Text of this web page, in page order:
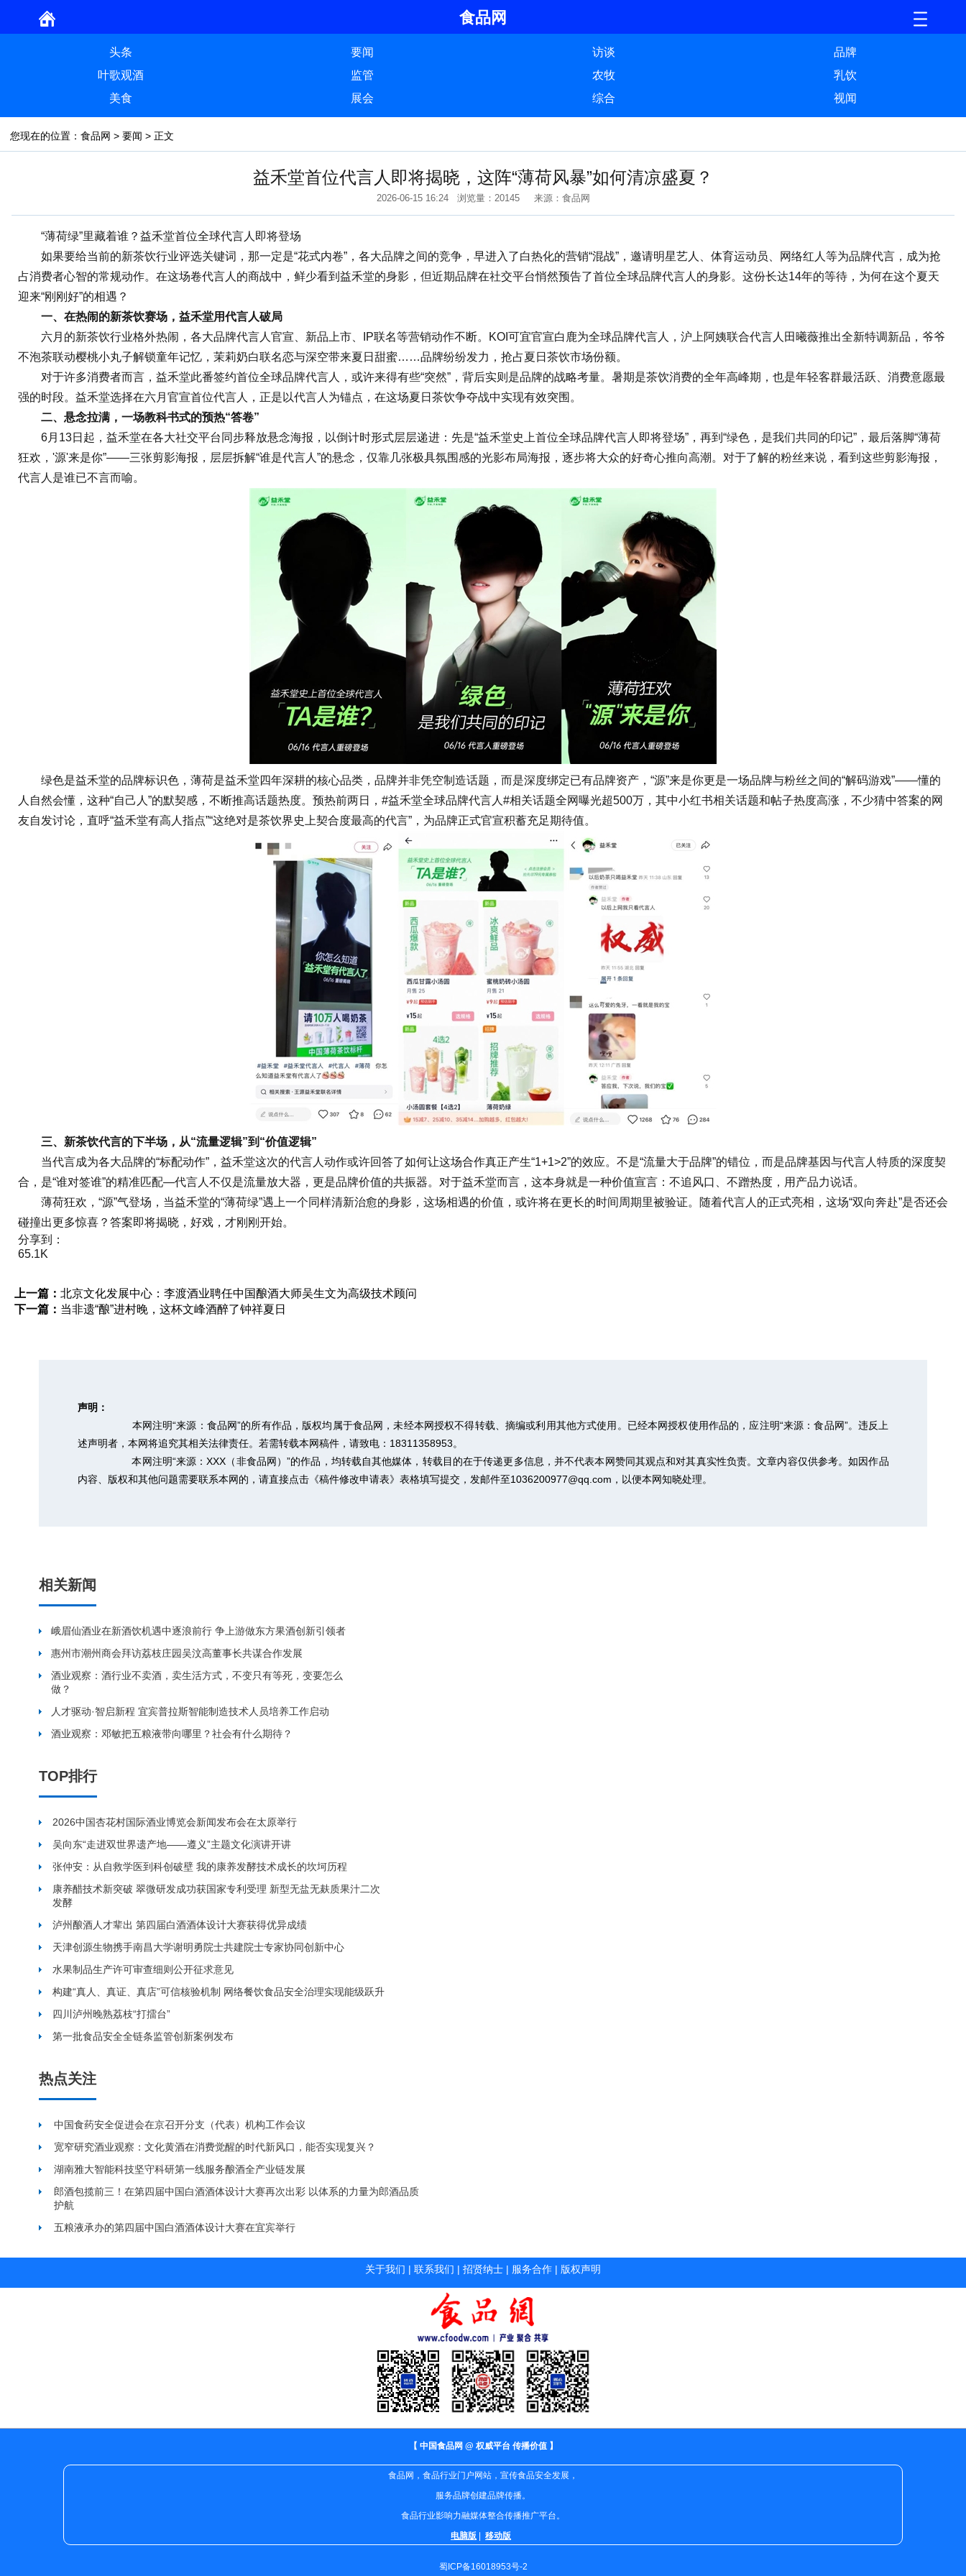
食品网
头条 要闻 访谈
品牌
叶歌观酒
监管 农牧
乳饮
美食
展会 综合 视闻
您现在的位置： 食品网 > 要闻 > 正文
益禾堂首位代言人即将揭晓，这阵“薄荷风暴”如何清凉盛夏？
2026-06-15 16:24 浏览量：20145 来源：食品网
“薄荷绿”里藏着谁？益禾堂首位全球代言人即将登场
如果要给当前的新茶饮行业评选关键词，那一定是“花式内卷”，各大品牌之间的竞争，早进入了白热化的营销“混战”，邀请明星艺人、体育运动员、网络红人等为品牌代言，成为抢
占消费者心智的常规动作。在这场卷代言人的商战中，鲜少看到益禾堂的身影，但近期品牌在社交平台悄然预告了首位全球品牌代言人的身影。这份长达14年的等待，为何在这个夏天
迎来“刚刚好”的相遇？
一、 在热闹的新茶饮赛场，益禾堂用代言人破局
六月的新茶饮行业格外热闹，各大品牌代言人官宣、新品上市、IP联名等营销动作不断。KOI可宜官宣白鹿为全球品牌代言人，沪上阿姨联合代言人田曦薇推出全新特调新品，爷爷
不泡茶联动樱桃小丸子解锁童年记忆，茉莉奶白联名恋与深空带来夏日甜蜜……品牌纷纷发力，抢占夏日茶饮市场份额。
对于许多消费者而言，益禾堂此番签约首位全球品牌代言人，或许来得有些“突然”，背后实则是品牌的战略考量。暑期是茶饮消费的全年高峰期，也是年轻客群最活跃、消费意愿最
强的时段。益禾堂选择在六月官宣首位代言人，正是以代言人为锚点，在这场夏日茶饮争夺战中实现有效突围。
二、悬念拉满，一场教科书式的预热“答卷”
6月13日起，益禾堂在各大社交平台同步释放悬念海报，以倒计时形式层层递进：先是“益禾堂史上首位全球品牌代言人即将登场”，再到“绿色，是我们共同的印记”，最后落脚“薄荷
狂欢，'源'来是你”——三张剪影海报，层层拆解“谁是代言人”的悬念，仅靠几张极具氛围感的光影布局海报，逐步将大众的好奇心推向高潮。对于了解的粉丝来说，看到这些剪影海报，
代言人是谁已不言而喻。
绿色是益禾堂的品牌标识色，薄荷是益禾堂四年深耕的核心品类，品牌并非凭空制造话题，而是深度绑定已有品牌资产，“源”来是你更是一场品牌与粉丝之间的“解码游戏”——懂的
人自然会懂，这种“自己人”的默契感，不断推高话题热度。预热前两日，#益禾堂全球品牌代言人#相关话题全网曝光超500万，其中小红书相关话题和帖子热度高涨，不少猜中答案的网
友自发讨论，直呼“益禾堂有高人指点”“这绝对是茶饮界史上契合度最高的代言”，为品牌正式官宣积蓄充足期待值。
三、新茶饮代言的下半场，从“流量逻辑”到“价值逻辑”
当代言成为各大品牌的“标配动作”，益禾堂这次的代言人动作或许回答了如何让这场合作真正产生“1+1>2”的效应。不是“流量大于品牌”的错位，而是品牌基因与代言人特质的深度契
合，是“谁对签谁”的精准匹配—代言人不仅是流量放大器，更是品牌价值的共振器。对于益禾堂而言，这本身就是一种价值宣言：不追风口、不蹭热度，用产品力说话。
薄荷狂欢，“源”气登场，当益禾堂的“薄荷绿”遇上一个同样清新治愈的身影，这场相遇的价值，或许将在更长的时间周期里被验证。随着代言人的正式亮相，这场“双向奔赴”是否还会
碰撞出更多惊喜？答案即将揭晓，好戏，才刚刚开始。
分享到：
65.1K
上一篇： 北京文化发展中心：李渡酒业聘任中国酿酒大师吴生文为高级技术顾问
下一篇： 当非遗“酿”进村晚，这杯文峰酒醉了钟祥夏日
声明：
本网注明“来源：食品网”的所有作品，版权均属于食品网，未经本网授权不得转载、摘编或利用其他方式使用。已经本网授权使用作品的，应注明“来源：食品网”。违反上
述声明者，本网将追究其相关法律责任。若需转载本网稿件，请致电：18311358953。
本网注明“来源：XXX（非食品网）”的作品，均转载自其他媒体，转载目的在于传递更多信息，并不代表本网赞同其观点和对其真实性负责。文章内容仅供参考。如因作品
内容、版权和其他问题需要联系本网的，请直接点击《稿件修改申请表》 表格填写提交，发邮件至1036200977@qq.com，以便本网知晓处理。
相关新闻
峨眉仙酒业在新酒饮机遇中逐浪前行 争上游做东方果酒创新引领者
惠州市潮州商会拜访荔枝庄园吴汶高董事长共谋合作发展
酒业观察：酒行业不卖酒，卖生活方式，不变只有等死，变要怎么
做？
人才驱动·智启新程 宜宾普拉斯智能制造技术人员培养工作启动
酒业观察：邓敏把五粮液带向哪里？社会有什么期待？
TOP排行
2026中国杏花村国际酒业博览会新闻发布会在太原举行
吴向东“走进双世界遗产地——遵义”主题文化演讲开讲
张仲安：从自救学医到科创破壁 我的康养发酵技术成长的坎坷历程
康养醋技术新突破 翠微研发成功获国家专利受理 新型无盐无麸质果汁二次
发酵
泸州酿酒人才辈出 第四届白酒酒体设计大赛获得优异成绩
天津创源生物携手南昌大学谢明勇院士共建院士专家协同创新中心
水果制品生产许可审查细则公开征求意见
构建“真人、真证、真店”可信核验机制 网络餐饮食品安全治理实现能级跃升
四川泸州晚熟荔枝“打擂台”
第一批食品安全全链条监管创新案例发布
热点关注
中国食药安全促进会在京召开分支（代表）机构工作会议
宽窄研究酒业观察：文化黄酒在消费觉醒的时代新风口，能否实现复兴？
湖南雅大智能科技坚守科研第一线服务酿酒全产业链发展
郎酒包揽前三！在第四届中国白酒酒体设计大赛再次出彩 以体系的力量为郎酒品质
护航
五粮液承办的第四届中国白酒酒体设计大赛在宜宾举行
关于我们 | 联系我们 | 招贤纳士 | 服务合作 | 版权声明
【 中国食品网 @ 权威平台 传播价值 】
食品网，食品行业门户网站，宣传食品安全发展，
服务品牌创建品牌传播。
食品行业影响力融媒体整合传播推广平台。
电脑版| 移动版
蜀ICP备16018953号-2